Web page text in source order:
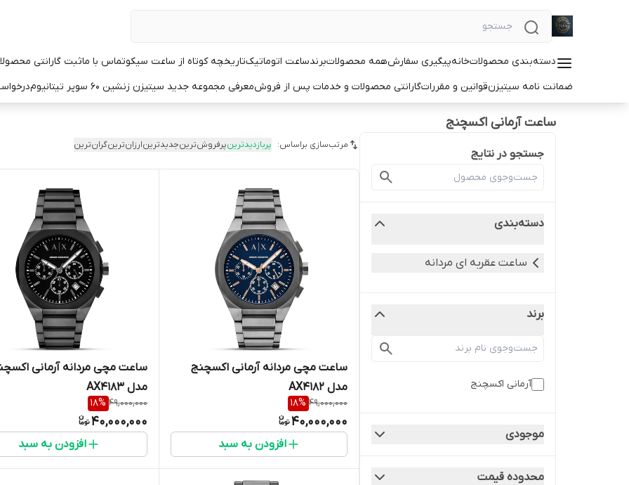
دسته‌بندی محصولاتخانهپیگیری سفارشهمه محصولاتبرندساعت اتوماتیکتاریخچه کوتاه از ساعت سیکوتماس با ماثبت گارانتی
ضمانت نامه سیتیزنقوانین و مقرراتگارانتی محصولات و خدمات پس از فروشمعرفی مجموعه جدید سیتیزن زنشین ۶۰ سوپر تیتانیوم
ساعت آرمانی اکسچنج
جستجو در نتایج
دسته‌بندی
ساعت عقربه ای مردانه
برند
آرمانی اکسچنج
موجودی
محدوده قیمت
مرتب‌سازی براساس: پربازدیدترینپرفروش‌ترینجدیدترینارزان‌ترینگران‌ترین
ساعت مچی مردانه آرمانی اکسچنج
مدل AX4182
49,000,000
18%
40,000,000
افزودن به سبد
ساعت مچی مردانه آرمانی
مدل AX4183
49,000,000
18%
40,000,000
افزودن به سبد